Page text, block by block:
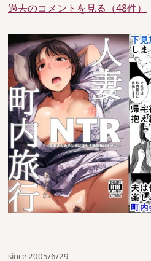
過去のコメントを見る（48件）
since 2005/6/29